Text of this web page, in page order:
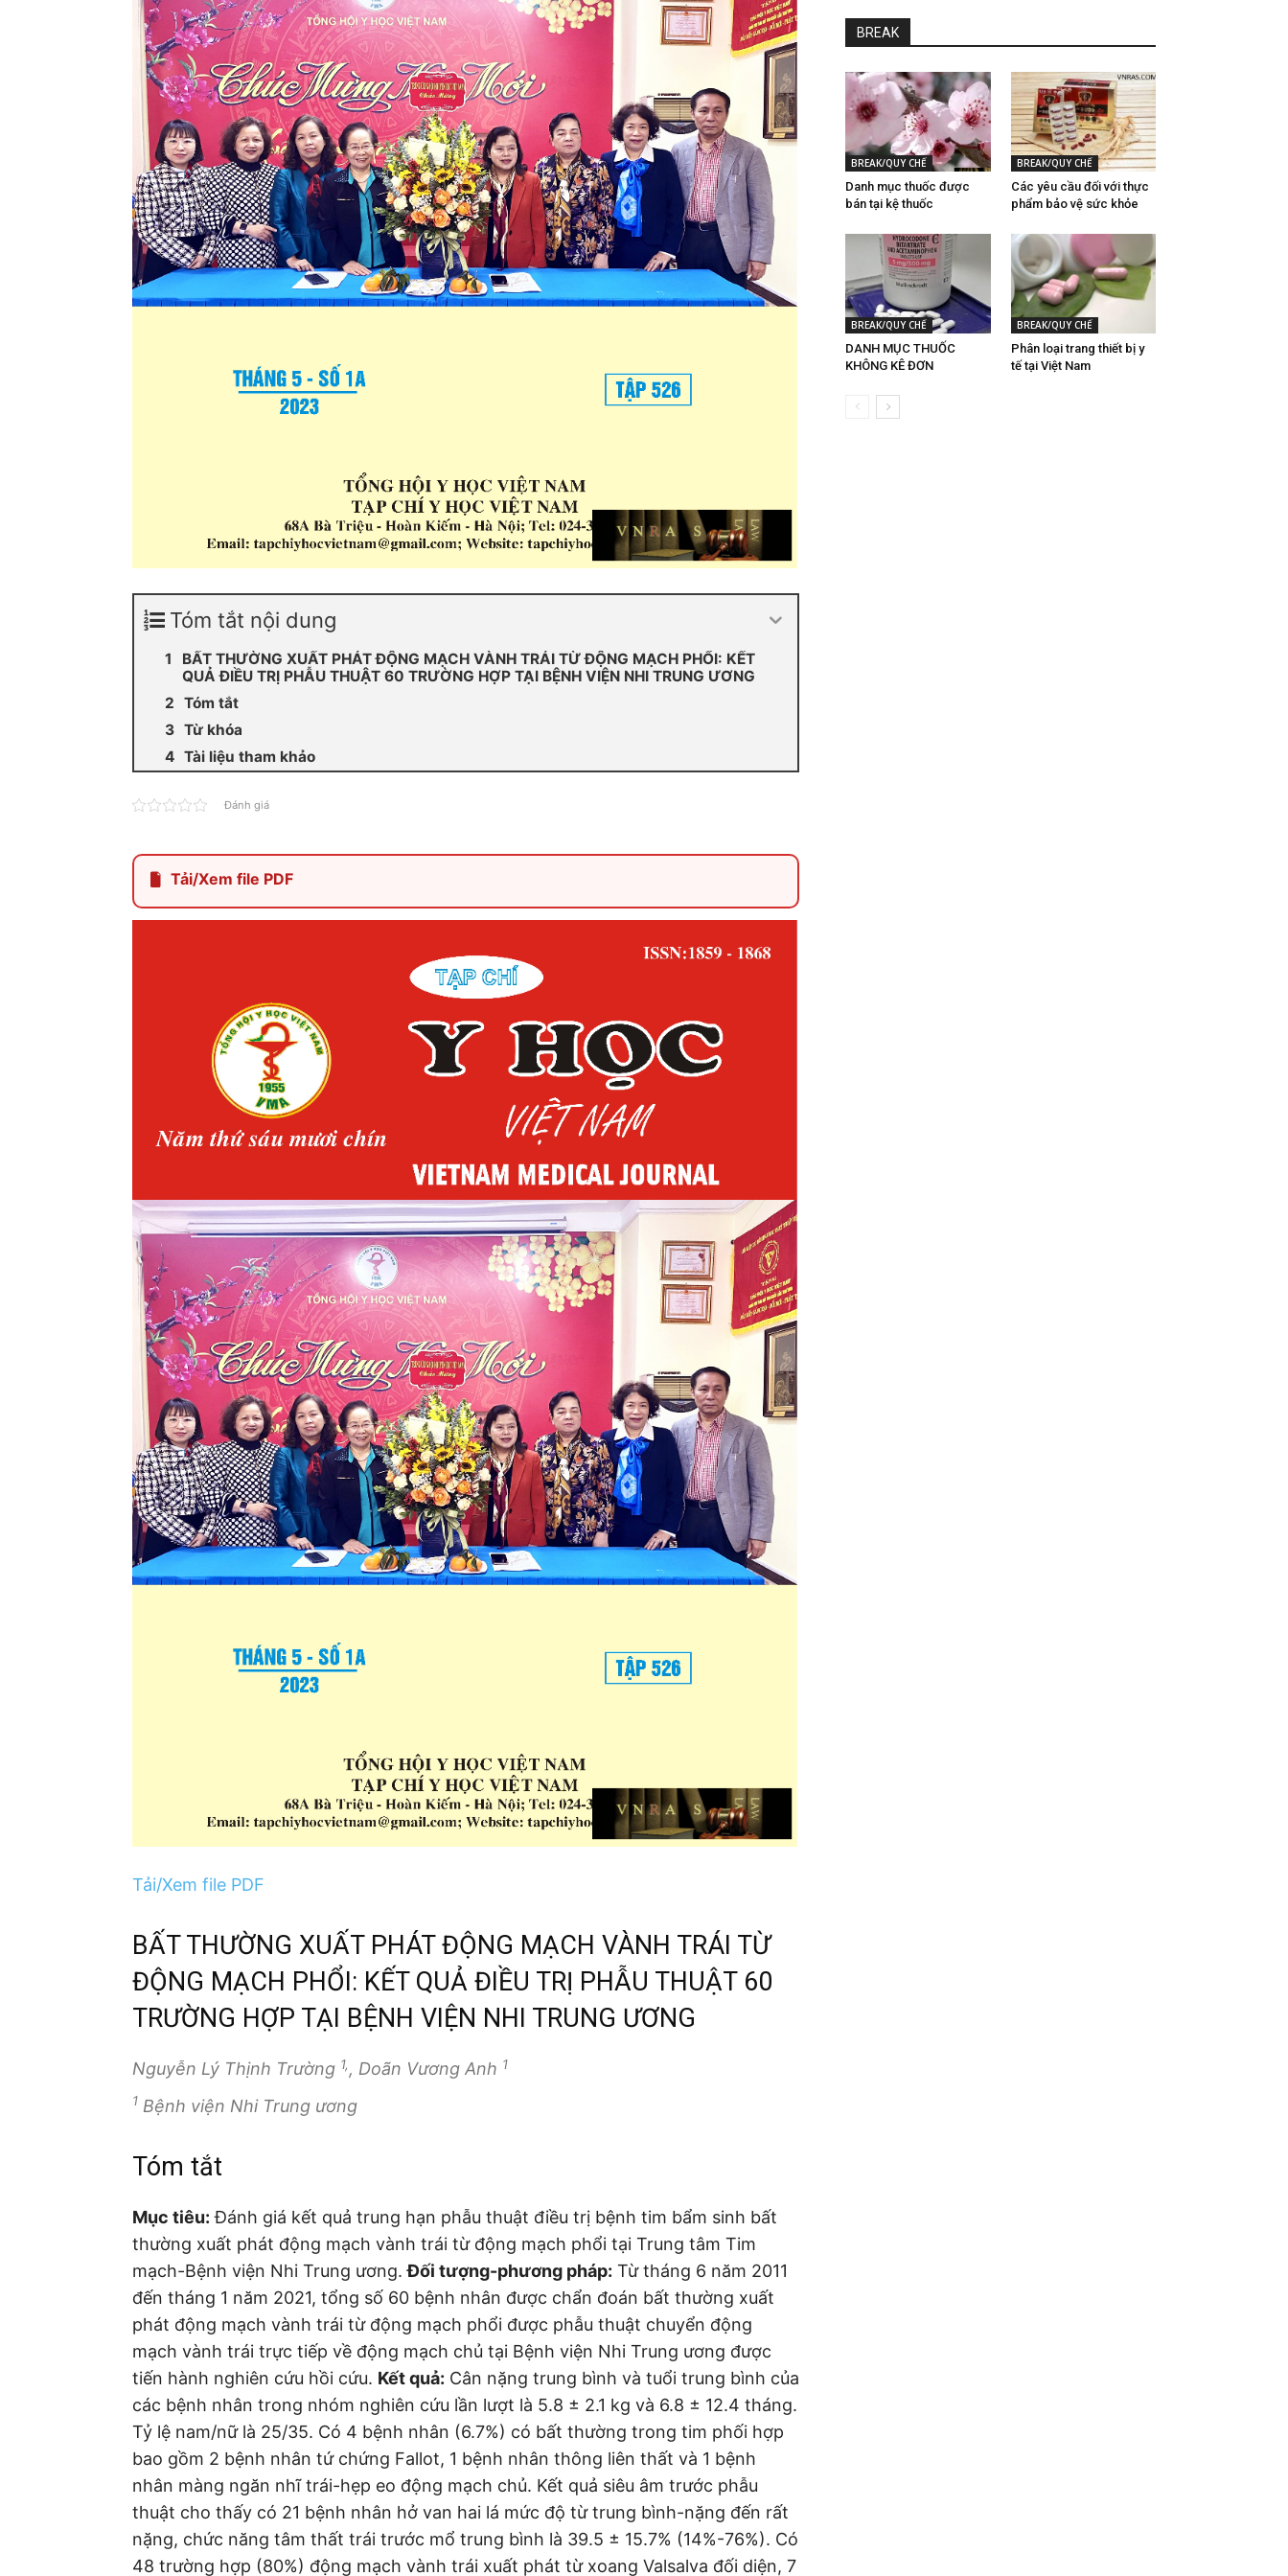
Tóm tắt nội dung
BẤT THƯỜNG XUẤT PHÁT ĐỘNG MẠCH VÀNH TRÁI TỪ ĐỘNG MẠCH PHỔI: KẾT
QUẢ ĐIỀU TRỊ PHẪU THUẬT 60 TRƯỜNG HỢP TẠI BỆNH VIỆN NHI TRUNG ƯƠNG
Tóm tắt
Từ khóa
Tài liệu tham khảo
Đánh giá
Tải/Xem file PDF
Tải/Xem file PDF
BẤT THƯỜNG XUẤT PHÁT ĐỘNG MẠCH VÀNH TRÁI TỪ
ĐỘNG MẠCH PHỔI: KẾT QUẢ ĐIỀU TRỊ PHẪU THUẬT 60
TRƯỜNG HỢP TẠI BỆNH VIỆN NHI TRUNG ƯƠNG
Nguyễn Lý Thịnh Trường 1,, Doãn Vương Anh 1
1 Bệnh viện Nhi Trung ương
Tóm tắt
Mục tiêu: Đánh giá kết quả trung hạn phẫu thuật điều trị bệnh tim bẩm sinh bất
thường xuất phát động mạch vành trái từ động mạch phổi tại Trung tâm Tim
mạch-Bệnh viện Nhi Trung ương.Đối tượng-phương pháp: Từ tháng 6 năm 2011
đến tháng 1 năm 2021, tổng số 60 bệnh nhân được chẩn đoán bất thường xuất
phát động mạch vành trái từ động mạch phổi được phẫu thuật chuyển động
mạch vành trái trực tiếp về động mạch chủ tại Bệnh viện Nhi Trung ương được
tiến hành nghiên cứu hồi cứu. Kết quả: Cân nặng trung bình và tuổi trung bình của
các bệnh nhân trong nhóm nghiên cứu lần lượt là 5.8 ± 2.1 kg và 6.8 ± 12.4 tháng.
Tỷ lệ nam/nữ là 25/35. Có 4 bệnh nhân (6.7%) có bất thường trong tim phối hợp
bao gồm 2 bệnh nhân tứ chứng Fallot, 1 bệnh nhân thông liên thất và 1 bệnh
nhân màng ngăn nhĩ trái-hẹp eo động mạch chủ. Kết quả siêu âm trước phẫu
thuật cho thấy có 21 bệnh nhân hở van hai lá mức độ từ trung bình-nặng đến rất
nặng, chức năng tâm thất trái trước mổ trung bình là 39.5 ± 15.7% (14%-76%). Có
48 trường hợp (80%) động mạch vành trái xuất phát từ xoang Valsalva đối diện, 7
BREAK
BREAK/QUY CHẾ
Danh mục thuốc được
bán tại kệ thuốc
BREAK/QUY CHẾ
Các yêu cầu đối với thực
phẩm bảo vệ sức khỏe
BREAK/QUY CHẾ
DANH MỤC THUỐC
KHÔNG KÊ ĐƠN
BREAK/QUY CHẾ
Phân loại trang thiết bị y
tế tại Việt Nam